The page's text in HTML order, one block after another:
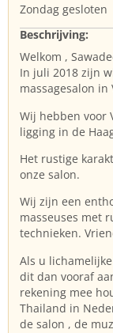
Zondag gesloten
Beschrijving:
Welkom ,
In juli 2018 zijn
massagesalon in
Wij hebben voor
ligging in de
Het rustige
onze salon.
​Wij zijn een
masseuses met
technieken.
Als u
dit dan vooraf
rekening mee
Thailand in
de salon , de